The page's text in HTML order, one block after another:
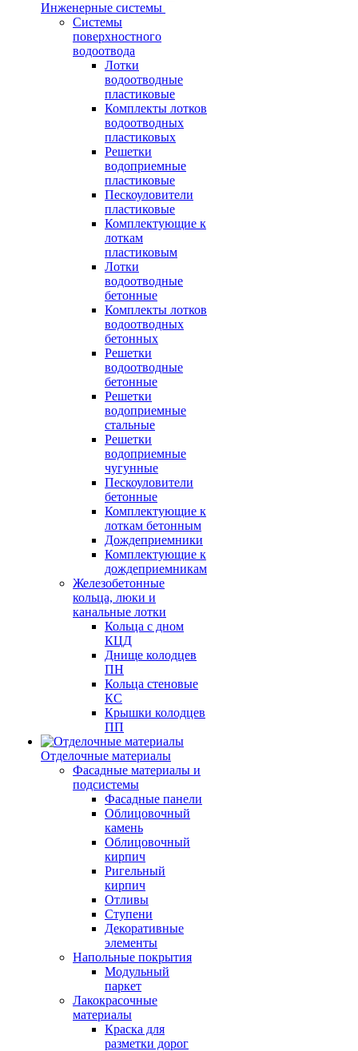
Инженерные системы
Системы
поверхностного
водоотвода
Лотки
водоотводные
пластиковые
Комплекты лотков
водоотводных
пластиковых
Решетки
водоприемные
пластиковые
Пескоуловители
пластиковые
Комплектующие к
лоткам
пластиковым
Лотки
водоотводные
бетонные
Комплекты лотков
водоотводных
бетонных
Решетки
водоотводные
бетонные
Решетки
водоприемные
стальные
Решетки
водоприемные
чугунные
Пескоуловители
бетонные
Комплектующие к
лоткам бетонным
Дождеприемники
Комплектующие к
дождеприемникам
Железобетонные
кольца, люки и
канальные лотки
Кольца с дном
КЦД
Днище колодцев
ПН
Кольца стеновые
КС
Крышки колодцев
ПП
Отделочные материалы
Фасадные материалы и
подсистемы
Фасадные панели
Облицовочный
камень
Облицовочный
кирпич
Ригельный
кирпич
Отливы
Ступени
Декоративные
элементы
Напольные покрытия
Модульный
паркет
Лакокрасочные
материалы
Краска для
разметки дорог